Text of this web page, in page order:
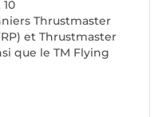
Thrustmaster
et Thrustmaster
que le TM Flying